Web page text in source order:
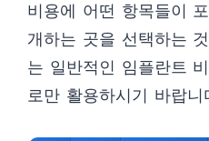
비용에 어떤 항목들이
개하는 곳을 선택하는
는 일반적인 임플란트
로만 활용하시기 바랍니